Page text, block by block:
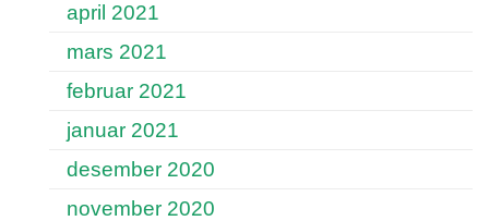
april 2021
mars 2021
februar 2021
januar 2021
desember 2020
november 2020